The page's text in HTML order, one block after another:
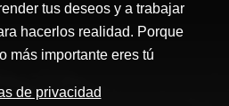
tus deseos y a trabajar
hacerlos realidad. Porque
más importante eres tú
de privacidad